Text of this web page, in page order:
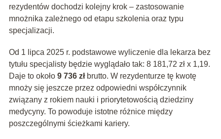
rezydentów dochodzi kolejny krok – zastosowanie
mnożnika zależnego od etapu szkolenia oraz typu
specjalizacji.
Od 1 lipca 2025 r. podstawowe wyliczenie dla lekarza bez
tytułu specjalisty będzie wyglądało tak: 8 181,72 zł x 1,19.
Daje to około 9 736 złbrutto. W rezydenturze tę kwotę
mnoży się jeszcze przez odpowiedni współczynnik
związany z rokiem nauki i priorytetowością dziedziny
medycyny. To powoduje istotne różnice między
poszczególnymi ścieżkami kariery.